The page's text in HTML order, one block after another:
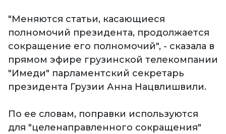
"Меняются статьи, касающиеся
полномочий президента, продолжается
сокращение его полномочий", - сказала в
прямом эфире грузинской телекомпании
"Имеди" парламентский секретарь
президента Грузии Анна Нацвлишвили.
По ее словам, поправки используются
для "целенаправленного сокращения"